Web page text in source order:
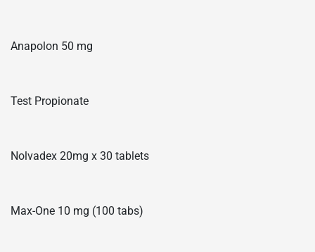
Anapolon 50 mg
Test Propionate
Nolvadex 20mg x 30 tablets
Max-One 10 mg (100 tabs)